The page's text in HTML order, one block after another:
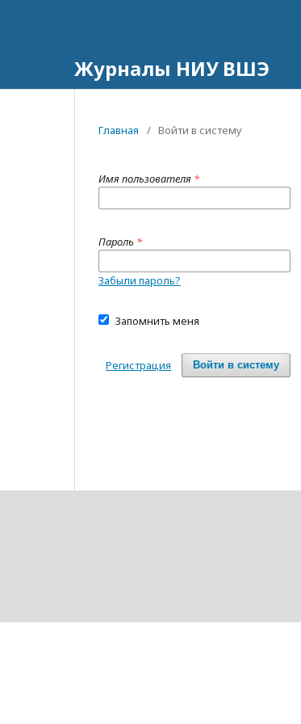
Журналы НИУ ВШЭ
Главная / Войти в систему
Имя пользователя *
Пароль *
Забыли пароль?
Запомнить меня
Войти в систему
Регистрация